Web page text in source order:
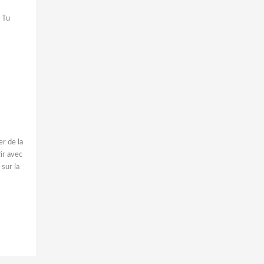
Tu
de la
avec
sur la